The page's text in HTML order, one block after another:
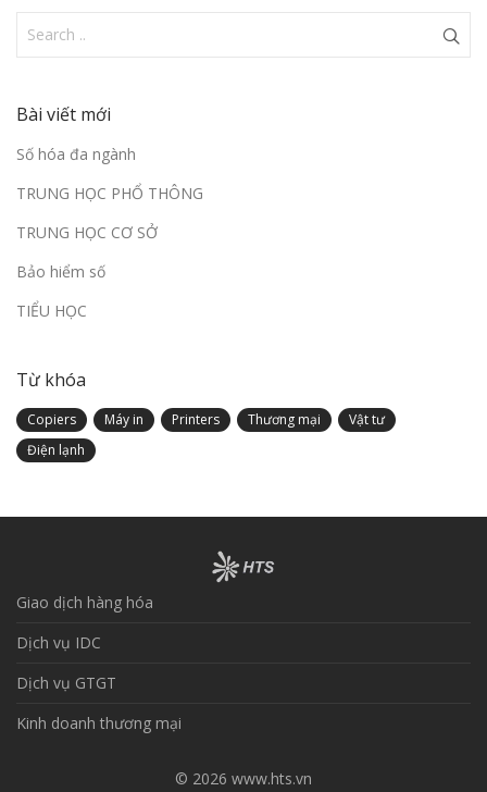
Bài viết mới
Số hóa đa ngành
TRUNG HỌC PHỔ THÔNG
TRUNG HỌC CƠ SỞ
Bảo hiểm số
TIỂU HỌC
Từ khóa
Copiers Máy in Printers Thương mại
Vật tư
Điện lạnh
Giao dịch hàng hóa
Dịch vụ IDC
Dịch vụ GTGT
Kinh doanh thương mại
© 2026 www.hts.vn